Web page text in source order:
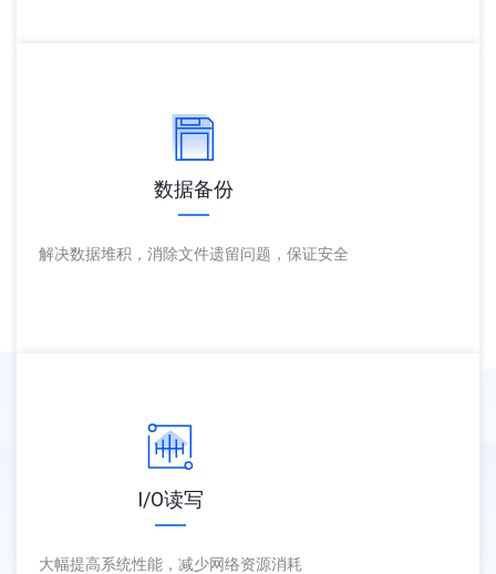
数据备份
解决数据堆积，消除文件遗留问题，保证安全
I/O读写
大幅提高系统性能，减少网络资源消耗